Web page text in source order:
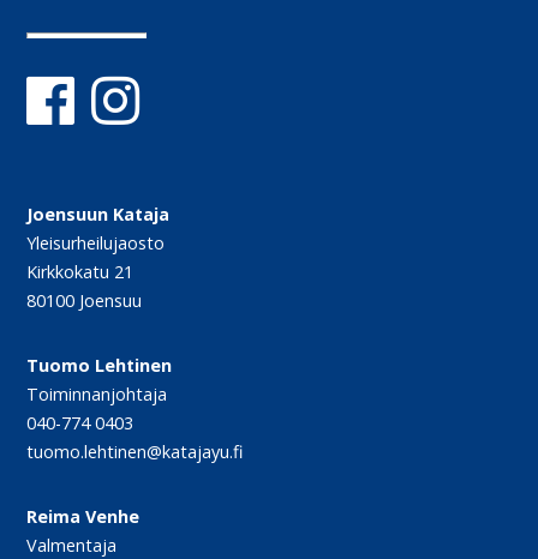
Joensuun Kataja
Yleisurheilujaosto
Kirkkokatu 21
80100 Joensuu
Tuomo Lehtinen
Toiminnanjohtaja
040-774 0403
tuomo.lehtinen@katajayu.fi
Reima Venhe
Valmentaja